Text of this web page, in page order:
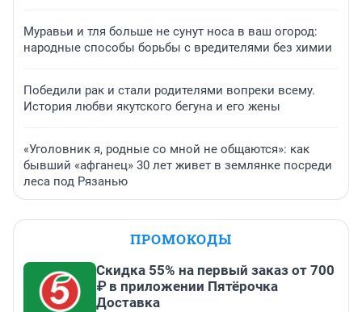
Муравьи и тля больше не сунут носа в ваш огород:
народные способы борьбы с вредителями без химии
Победили рак и стали родителями вопреки всему.
История любви якутского бегуна и его жены
«Уголовник я, родные со мной не общаются»: как
бывший «афганец» 30 лет живет в землянке посреди
леса под Рязанью
ПРОМОКОДЫ
Скидка 55% на первый заказ от 700
₽ в приложении Пятёрочка
Доставка